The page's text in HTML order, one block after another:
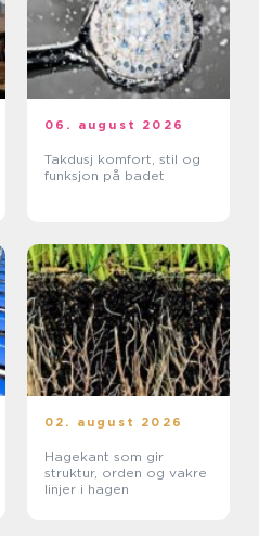
06. august 2026
Takdusj komfort, stil og
funksjon på badet
02. august 2026
Hagekant som gir
struktur, orden og vakre
linjer i hagen